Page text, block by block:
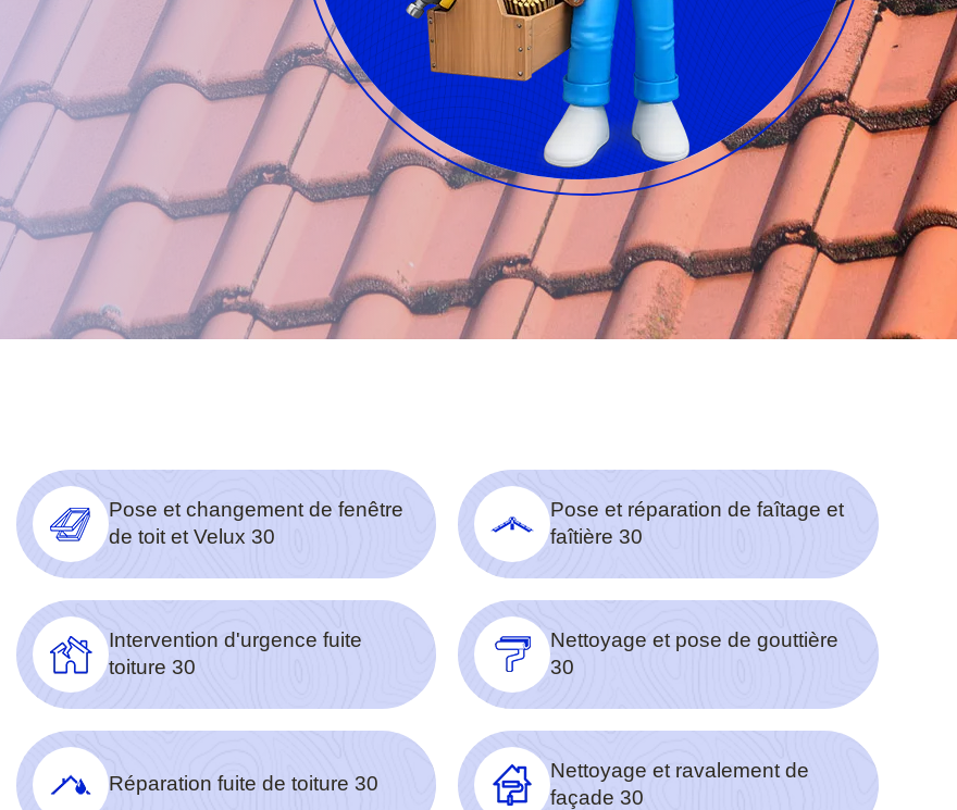
Pose et changement de fenêtre
de toit et Velux 30
Pose et réparation de faîtage et
faîtière 30
Intervention d'urgence fuite
toiture 30
Nettoyage et pose de gouttière
30
Réparation fuite de toiture 30
Nettoyage et ravalement de
façade 30